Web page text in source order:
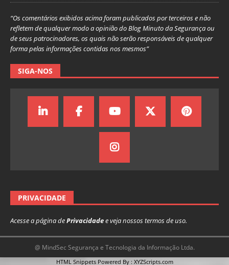
“Os comentários exibidos acima foram publicados por terceiros e não
refletem de qualquer modo a opinião do Blog Minuto da Segurança ou
de seus patrocinadores, os quais não serão responsáveis de qualquer
forma pelas informações contidas nos mesmos”
SIGA-NOS
PRIVACIDADE
Acesse a página dePrivacidadee veja nossos termos de uso.
@ MindSec Segurança e Tecnologia da Informação Ltda.
HTML SnippetsPowered By : XYZScripts.com